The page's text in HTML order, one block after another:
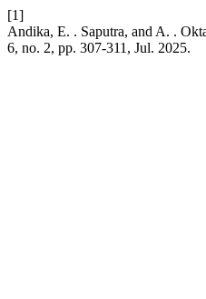
[1]
Andika, E. . Saputra, and A. .
6, no. 2, pp. 307-311, Jul. 2025.